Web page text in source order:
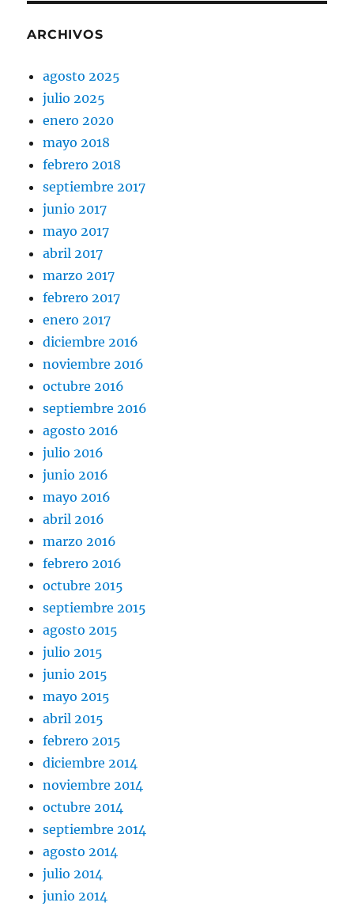
ARCHIVOS
agosto 2025
julio 2025
enero 2020
mayo 2018
febrero 2018
septiembre 2017
junio 2017
mayo 2017
abril 2017
marzo 2017
febrero 2017
enero 2017
diciembre 2016
noviembre 2016
octubre 2016
septiembre 2016
agosto 2016
julio 2016
junio 2016
mayo 2016
abril 2016
marzo 2016
febrero 2016
octubre 2015
septiembre 2015
agosto 2015
julio 2015
junio 2015
mayo 2015
abril 2015
febrero 2015
diciembre 2014
noviembre 2014
octubre 2014
septiembre 2014
agosto 2014
julio 2014
junio 2014